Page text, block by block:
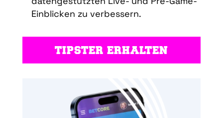
Einblicken zu verbessern.
TIPSTER ERHALTEN